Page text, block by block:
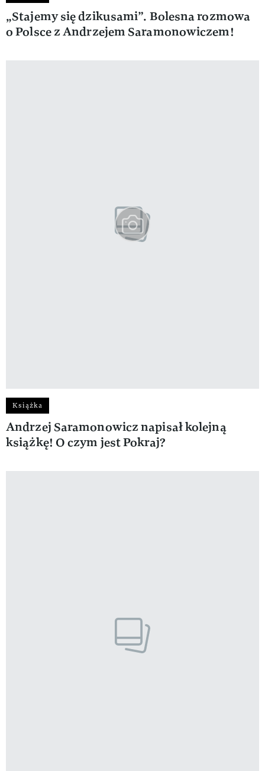
„Stajemy się dzikusami”. Bolesna rozmowa
o Polsce z Andrzejem Saramonowiczem!
Książka
Andrzej Saramonowicz napisał kolejną
książkę! O czym jest Pokraj?